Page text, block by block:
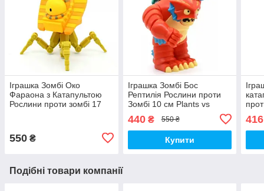
Іграшка Зомбі Око
Фараона з Катапультою
Рослини проти зомбі 17
550 ₴
Іграшка Зомбі Бос
Рептилія Рослини проти
Зомбі 10 см Plants vs
440₴ 550 ₴
Купити
416
Подібні товари компанії